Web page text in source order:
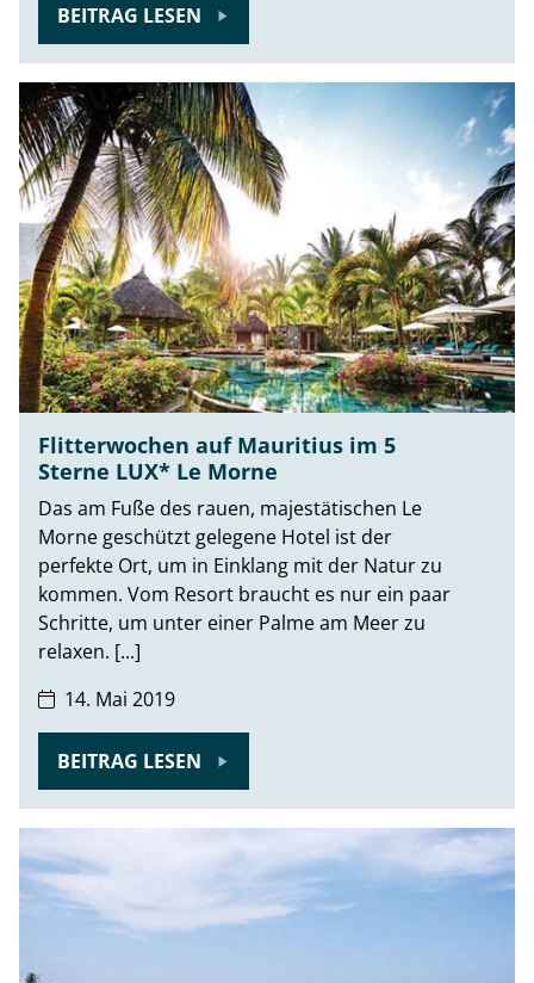
BEITRAG LESEN
Flitterwochen auf Mauritius im 5
Sterne LUX* Le Morne
Das am Fuße des rauen, majestätischen Le
Morne geschützt gelegene Hotel ist der
perfekte Ort, um in Einklang mit der Natur zu
kommen. Vom Resort braucht es nur ein paar
Schritte, um unter einer Palme am Meer zu
relaxen. [...]
14. Mai 2019
BEITRAG LESEN